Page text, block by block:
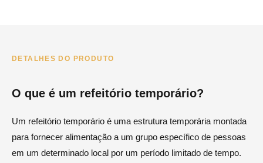
DETALHES DO PRODUTO
O que é um refeitório temporário?
Um refeitório temporário é uma estrutura temporária montada
para fornecer alimentação a um grupo específico de pessoas
em um determinado local por um período limitado de tempo.